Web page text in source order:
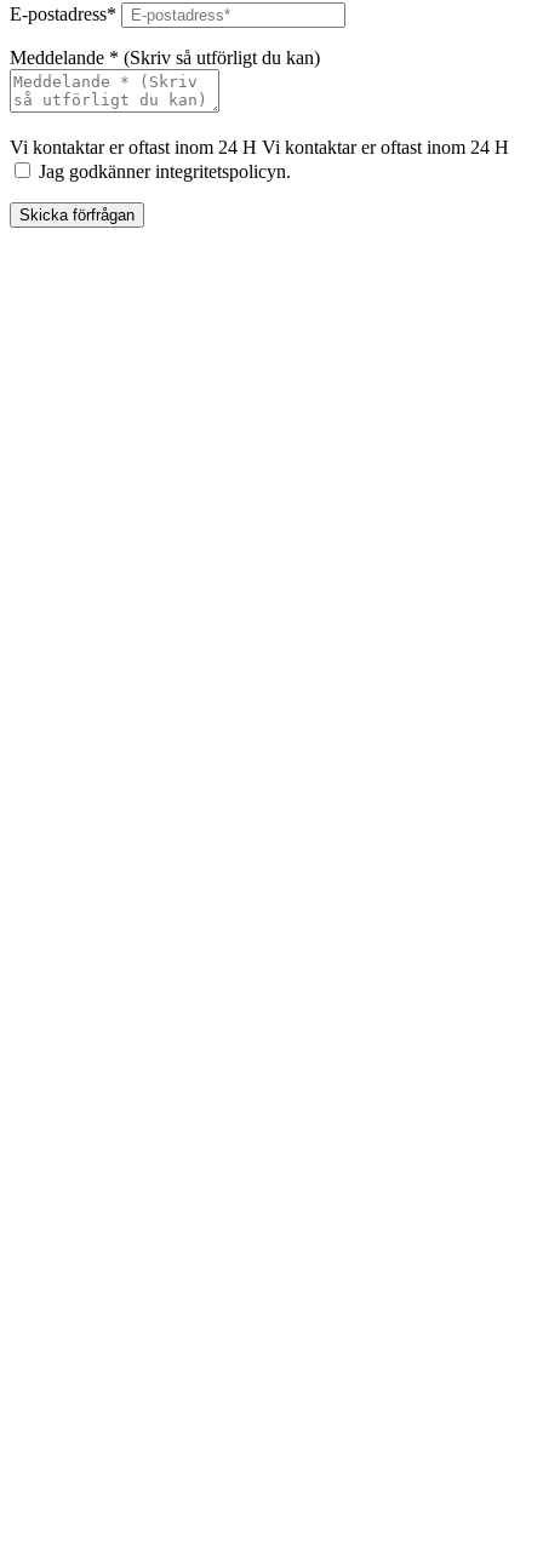
E-postadress*
Meddelande * (Skriv så utförligt du kan)
Vi kontaktar er oftast inom 24 H Vi kontaktar er oftast inom 24 H
Jag godkänner integritetspolicyn.
Skicka förfrågan